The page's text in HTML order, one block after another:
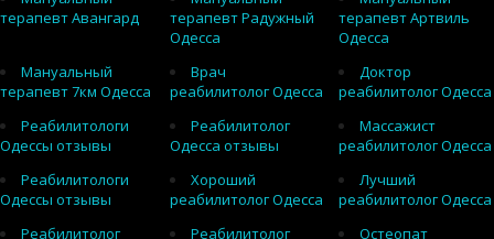
терапевт Авангард
терапевт Радужный
Одесса
терапевт Артвиль
Одесса
Мануальный
терапевт 7км Одесса
Врач
реабилитолог Одесса
Доктор
реабилитолог Одесса
Реабилитологи
Одессы отзывы
Реабилитолог
Одесса отзывы
Массажист
реабилитолог Одесса
Реабилитологи
Одессы отзывы
Хороший
реабилитолог Одесса
Лучший
реабилитолог Одесса
Реабилитолог
Реабилитолог
Остеопат